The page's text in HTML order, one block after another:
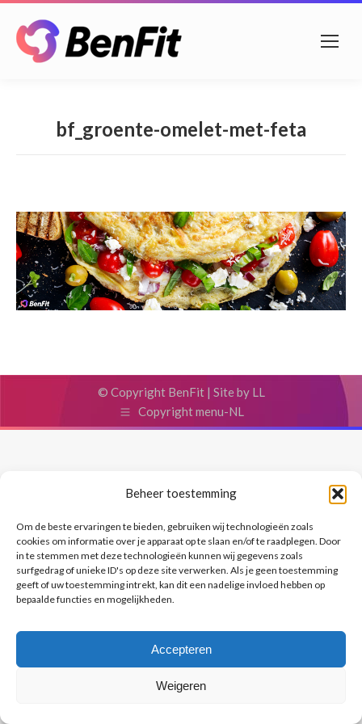
Beheer toestemming
Om de beste ervaringen te bieden, gebruiken wij technologieën zoals
cookies om informatie over je apparaat op te slaan en/of te raadplegen. Door
in te stemmen met deze technologieën kunnen wij gegevens zoals
surfgedrag of unieke ID's op deze site verwerken. Als je geen toestemming
geeft of uw toestemming intrekt, kan dit een nadelige invloed hebben op
bepaalde functies en mogelijkheden.
Accepteren
Weigeren
bf_groente-omelet-met-feta
© Copyright BenFit | Site by LL
Copyright menu-NL